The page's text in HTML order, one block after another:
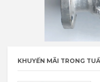
KHUYẾN MÃI TRONG